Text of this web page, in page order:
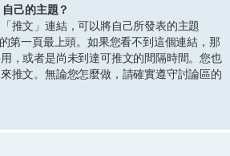
己的主題？
推文」連結，可以將自己所發表的主題
第一頁最上頭。如果您看不到這個連結，那
，或者是尚未到達可推文的間隔時間。您也
推文。無論您怎麼做，請確實遵守討論區的